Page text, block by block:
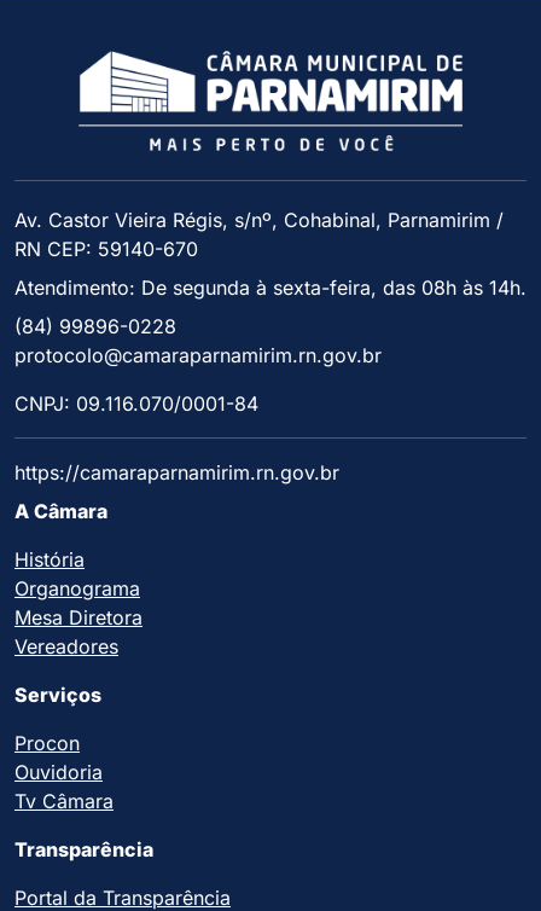
Av. Castor Vieira Régis, s/nº, Cohabinal, Parnamirim /
RN CEP: 59140-670
Atendimento: De segunda à sexta-feira, das 08h às 14h.
(84) 99896-0228
protocolo@camaraparnamirim.rn.gov.br
CNPJ: 09.116.070/0001-84
https://camaraparnamirim.rn.gov.br
A Câmara
História
Organograma
Mesa Diretora
Vereadores
Serviços
Procon
Ouvidoria
Tv Câmara
Transparência
Portal da Transparência